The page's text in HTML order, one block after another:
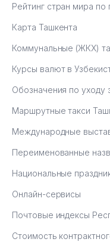
Рейтинг стран мира
Карта Ташкента
Коммунальные (ЖКХ)
Курсы валют в
Обозначения по уходу
Маршрутные такси
Международные
Переименованные
Национальные
Онлайн-сервисы
Почтовые индексы
Стоимость